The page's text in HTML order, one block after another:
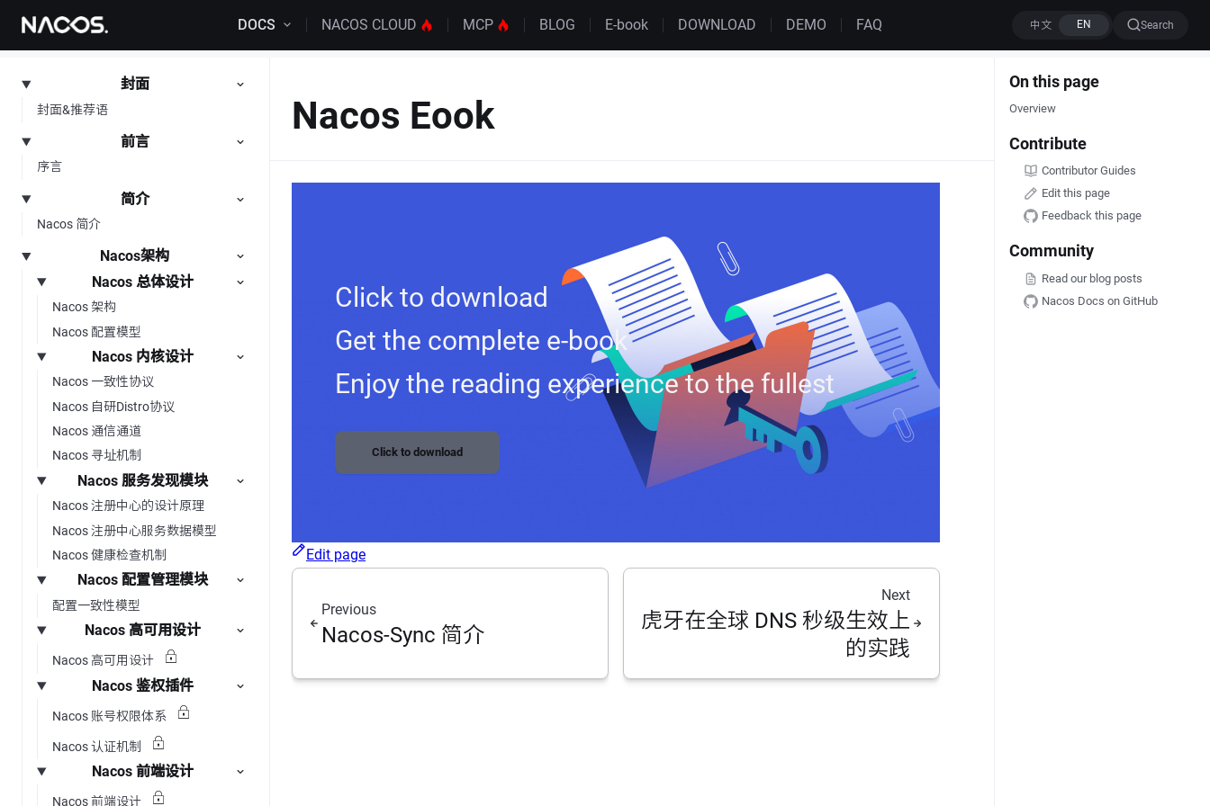
Skip to content DOCS NACOS CLOUD MCP BLOG E-book DOWNLOAD DEMO FAQ Search
封面
封面&推荐语
前言
序言
简介
Nacos 简介
Nacos架构
Nacos 总体设计
Nacos 架构
Nacos 配置模型
Nacos 内核设计
Nacos 一致性协议
Nacos 自研Distro协议
Nacos 通信通道
Nacos 寻址机制
Nacos 服务发现模块
Nacos 注册中心的设计原理
Nacos 注册中心服务数据模型
Nacos 健康检查机制
Nacos 配置管理模块
配置一致性模型
Nacos 高可用设计
Nacos 高可用设计
Nacos 鉴权插件
Nacos 账号权限体系
Nacos 认证机制
Nacos 前端设计
Nacos 前端设计
On this page
Overview
Contribute
Contributor Guides
Edit this page
Feedback this page
Community
Read our blog posts
Nacos Docs on GitHub
Nacos Eook
Click to download
Get the complete e-book
Enjoy the reading experience to the fullest
Click to download
Edit page
Previous
Nacos-Sync 简介
Next
虎牙在全球 DNS 秒级生效上
的实践